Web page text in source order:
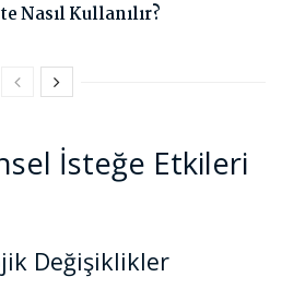
Nasıl Kullanılır?
İsteğe Etkileri
Değişiklikler